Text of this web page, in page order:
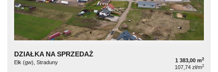
DZIAŁKA NA SPRZEDAŻ
Ełk (gw), Straduny 1 383,00 m2
107,74 zł/m2